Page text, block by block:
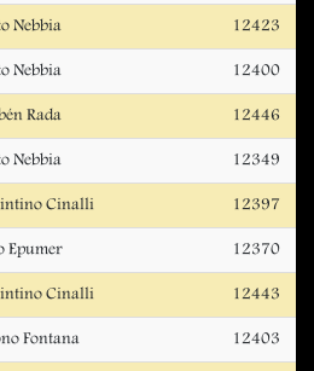
Nebbia 12423
Nebbia 12400
Rada 12446
Nebbia 12349
Cinalli 12397
Epumer 12370
Cinalli 12443
Fontana 12403